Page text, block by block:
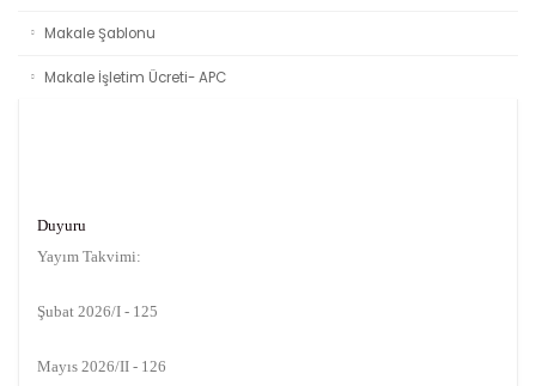
Makale Şablonu
Makale İşletim Ücreti- APC
Duyuru
Yayım Takvimi:
Şubat 2026/I - 125
Mayıs 2026/II - 126